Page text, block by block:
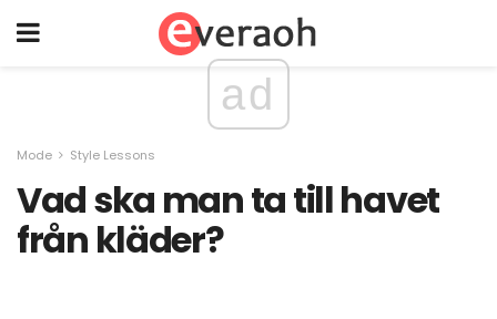
ad
Mode Style Lessons
Vad ska man ta till havet
från kläder?